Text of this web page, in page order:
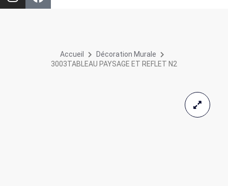
Accueil
Décoration Murale
3003TABLEAU PAYSAGE ET REFLET N2